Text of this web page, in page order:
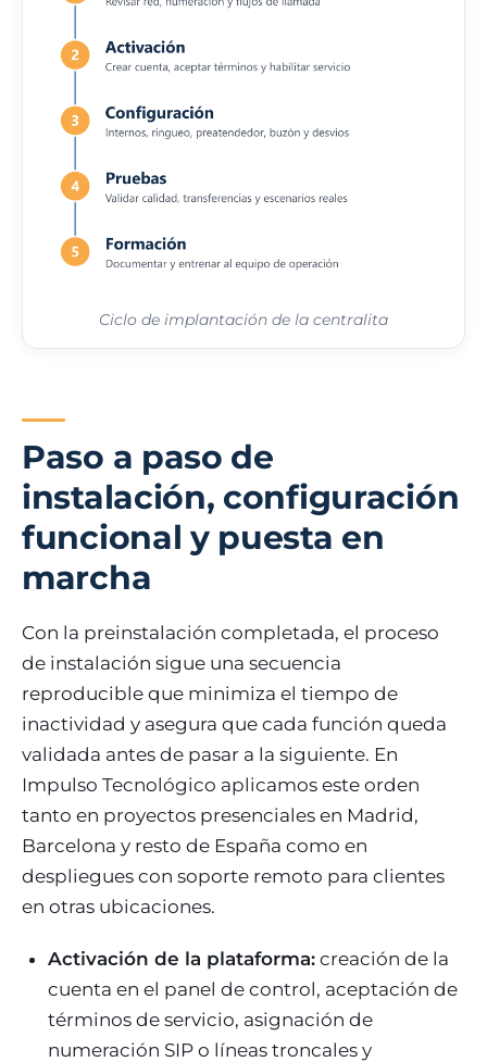
Ciclo de implantación de la centralita
Paso a paso de
instalación, configuración
funcional y puesta en
marcha
Con la preinstalación completada, el proceso
de instalación sigue una secuencia
reproducible que minimiza el tiempo de
inactividad y asegura que cada función queda
validada antes de pasar a la siguiente. En
Impulso Tecnológico aplicamos este orden
tanto en proyectos presenciales en Madrid,
Barcelona y resto de España como en
despliegues con soporte remoto para clientes
en otras ubicaciones.
Activación de la plataforma: creación de la
cuenta en el panel de control, aceptación de
términos de servicio, asignación de
numeración SIP o líneas troncales y